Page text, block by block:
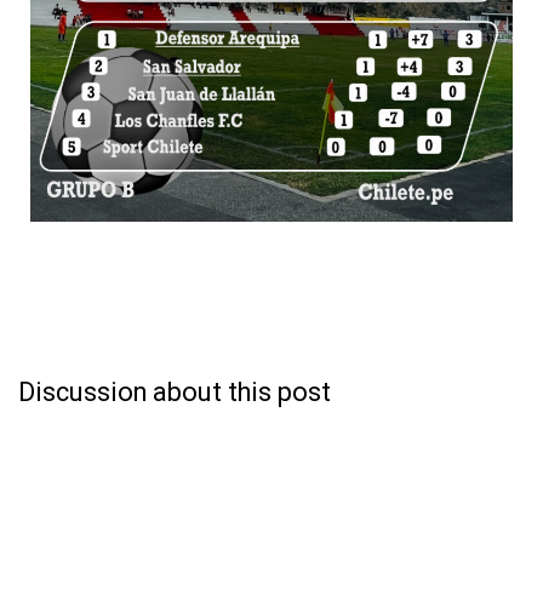
Discussion about this post